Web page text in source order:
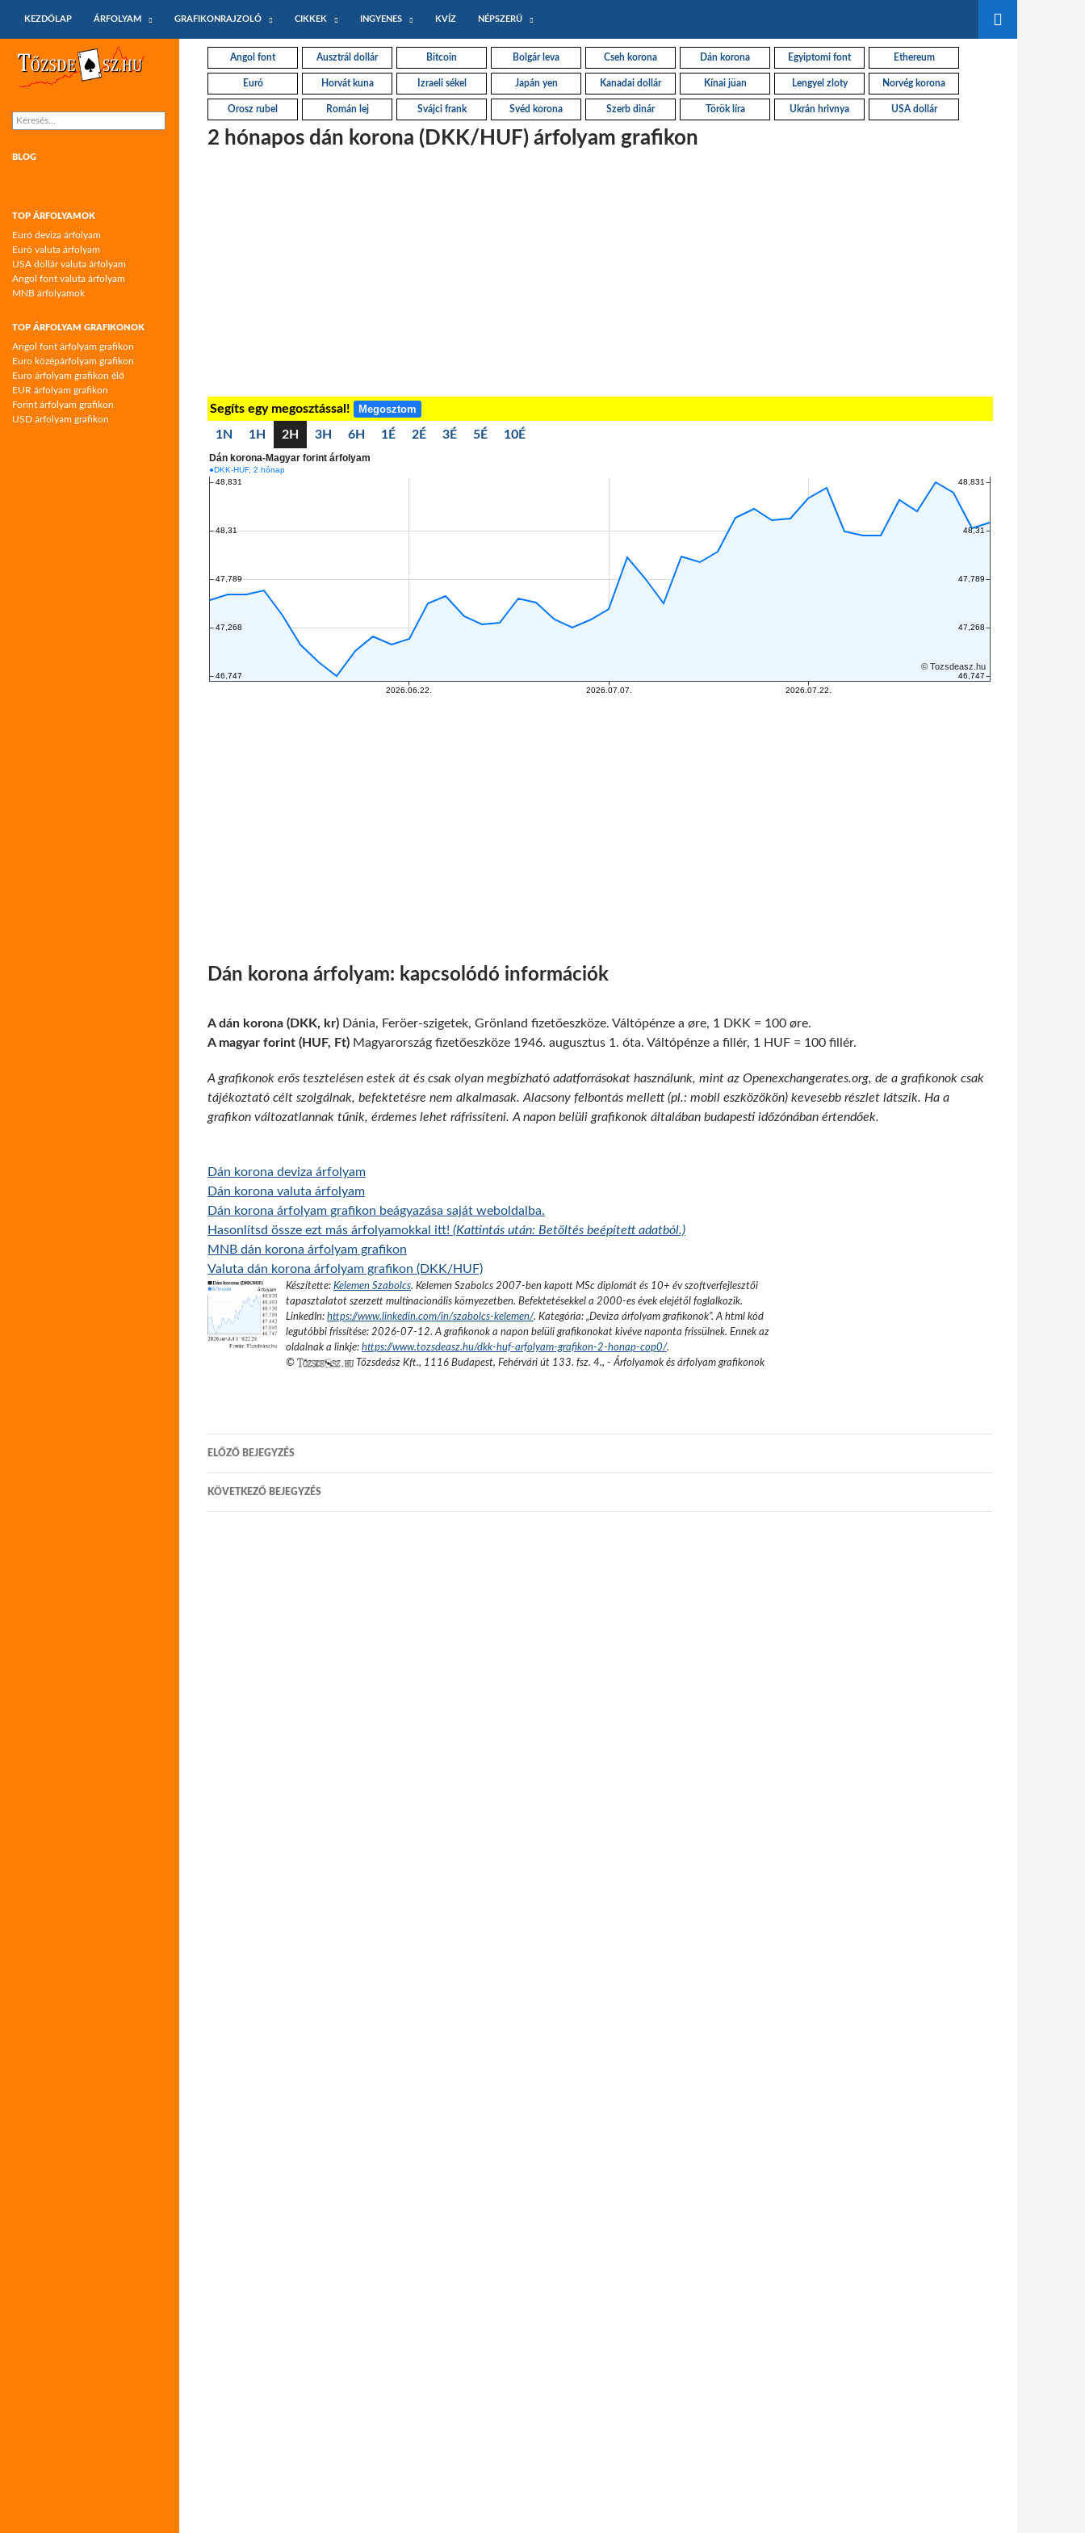
KEZDŐLAP
ÁRFOLYAM GRAFIKONRAJZOLÓ CIKKEK INGYENES KVÍZ NÉPSZERŰ
2 hónapos dán korona (DKK/HUF) árfolyam grafikon
Segíts egy megosztással! Megosztom
1N 1H 2H 3H 6H 1É 2É 3É 5É 10É
Dán korona árfolyam: kapcsolódó információk
A dán korona (DKK, kr) Dánia, Feröer-szigetek, Grönland fizetőeszköze. Váltópénze a øre, 1 DKK = 100 øre.
A magyar forint (HUF, Ft) Magyarország fizetőeszköze 1946. augusztus 1. óta. Váltópénze a fillér, 1 HUF = 100 fillér.
A grafikonok erős tesztelésen estek át és csak olyan megbízható adatforrásokat használunk, mint az Openexchangerates.org, de a grafikonok csak
tájékoztató célt szolgálnak, befektetésre nem alkalmasak. Alacsony felbontás mellett (pl.: mobil eszközökön) kevesebb részlet látszik. Ha a
grafikon változatlannak tűnik, érdemes lehet ráfrissíteni. A napon belüli grafikonok általában budapesti időzónában értendőek.
Dán korona deviza árfolyam
Dán korona valuta árfolyam
Dán korona árfolyam grafikon beágyazása saját weboldalba.
Hasonlítsd össze ezt más árfolyamokkal itt! (Kattintás után: Betöltés beépített adatból.)
MNB dán korona árfolyam grafikon
Valuta dán korona árfolyam grafikon (DKK/HUF)
Angol font Ausztrál dollár Bitcoin Bolgár leva Cseh korona Dán korona Egyiptomi font Ethereum
Euró Horvát kuna Izraeli sékel Japán yen Kanadai dollár Kínai jüan Lengyel zloty Norvég korona
Orosz rubel Román lej Svájci frank Svéd korona Szerb dinár Török líra Ukrán hrivnya USA dollár
Készítette: Kelemen Szabolcs. Kelemen Szabolcs 2007-ben kapott MSc diplomát és 10+ év szoftverfejlesztői
tapasztalatot szerzett multinacionális környezetben. Befektetésekkel a 2000-es évek elejétől foglalkozik.
LinkedIn: https://www.linkedin.com/in/szabolcs-kelemen/. Kategória: „Deviza árfolyam grafikonok”.A html kód
legutóbbi frissítése: 2026-07-12. A grafikonok a napon belüli grafikonokat kivéve naponta frissülnek. Ennek az
oldalnak a linkje: https://www.tozsdeasz.hu/dkk-huf-arfolyam-grafikon-2-honap-cop0/.
©
Tőzsdeász Kft., 1116 Budapest, Fehérvári út 133. fsz. 4., - Árfolyamok és árfolyam grafikonok
Bejegyzés
navigáció
ELŐZŐ BEJEGYZÉS
KÖVETKEZŐ BEJEGYZÉS
Tőzsdeász.hu – árfolyamok és árfolyam
grafikonok
Keresés:
BLOG
TOP ÁRFOLYAMOK
Euró deviza árfolyam
Euró valuta árfolyam
USA dollár valuta árfolyam
Angol font valuta árfolyam
MNB árfolyamok
TOP ÁRFOLYAM GRAFIKONOK
Angol font árfolyam grafikon
Euro középárfolyam grafikon
Euro árfolyam grafikon élő
EUR árfolyam grafikon
Forint árfolyam grafikon
USD árfolyam grafikon